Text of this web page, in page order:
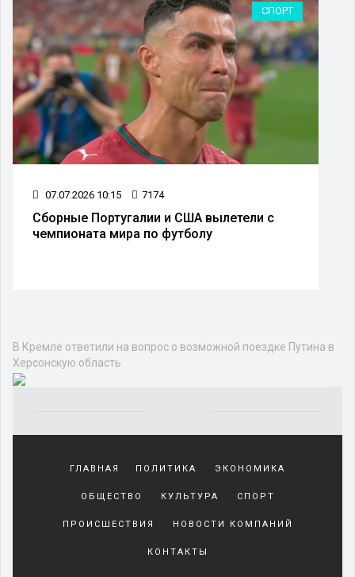
СПОРТ
07.07.2026 10:15 7174
Сборные Португалии и США вылетели с
чемпионата мира по футболу
В Кремле ответили на вопрос о возможной поездке Путина в
Херсонскую область
sürekli
beraber
geçirerek
harcadığı
ГЛАВНАЯ ПОЛИТИКА ЭКОНОМИКА
ОБЩЕСТВО КУЛЬТУРА СПОРТ
ПРОИСШЕСТВИЯ НОВОСТИ КОМПАНИЙ
КОНТАКТЫ